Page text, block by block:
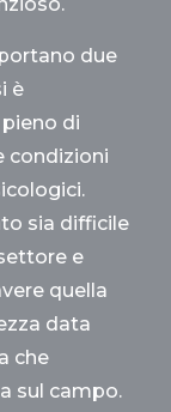
due
è
di
condizioni
sia difficile
e
quella
data
che
sul campo.